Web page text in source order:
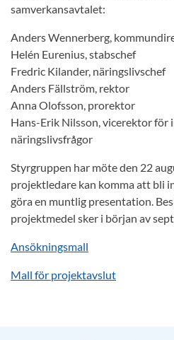
samverkansavtalet:
Anders Wennerberg,
Helén Eurenius, stabschef
Fredric Kilander, näringslivschef
Anders Fällström, rektor
Anna Olofsson, prorektor
Hans-Erik Nilsson, vicerektor för
näringslivsfrågor
Styrgruppen har möte den 22
projektledare kan komma att bli
göra en muntlig presentation.
projektmedel sker i början av
Ansökningsmall
Mall för projektavslut